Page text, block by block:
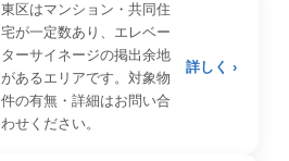
東区はマンション・共同住
宅が一定数あり、エレベー
ターサイネージの掲出余地
があるエリアです。対象物
件の有無・詳細はお問い合
わせください。
詳しく ›